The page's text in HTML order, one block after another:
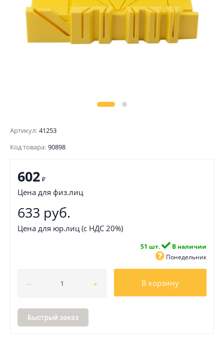
Артикул: 41253
Код товара: 90898
602 ₽
Цена для физ.лиц
633 руб.
Цена для юр.лиц (с НДС 20%)
51 шт.
В наличии
Понедельник
В корзину
Быстрый заказ